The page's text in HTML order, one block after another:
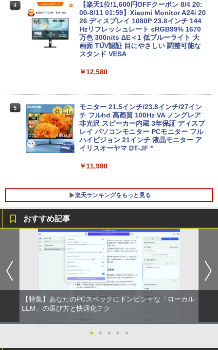
￥2,980
【新品】【楽天1位！】ノートパソコン
新品第13世代CPU搭載ノートPC Office
付きノートパソコン 初心者向け Window
s11 初期設定済 Webカメラ zoom 日本語
キーボード 14.1型 Intel Celeron メモリ
ジネス 大学生 プレゼント 学生向け
【楽天1位常連】【新品】 2026年最新モ
デル ノートパソコン パソコン JIS 日本
語キーボード 第14世代CPU搭載 Windo
ws11 第13世代CPU搭載 14.1/15.6インチ
50 メモリ 8GB 12GB 16GB 32GB SSD
￥33,680
￥28,800
中古美品 フルHD 23.8インチ液晶一体型
Fujitsu ESPRIMO K558/B (FMVK1000
1) / Windows11/ 超高性能 第9世代Core
付き/ Win11【デスクトップ 中古パソコ
￥29,990
4
【楽天1位!1,600円OFFクーポン 8/4 20:
00-8/11 01:59】Xiaomi Monitor A24i 20
26 ディスプレイ 1080P 23.8インチ 144
Hzリフレッシュレート sRGB99% 1670
万色 300nits ΔE＜1 低ブルーライト 大
画面 TÜV認証 目にやさしい 調整可能な
スタンド VESA
￥12,580
5
モニター 21.5インチ/23.8インチ/27イン
チ フルhd 高画質 100Hz VA ノングレア
非光沢 スピーカー内蔵 3年保証 ディスプ
レイ パソコンモニター PCモニター フル
ハイビジョン 21インチ 液晶モニター ア
イリスオーヤマ DT-JF *
￥11,980
楽天ランキングをもっと見る
日本人に適した審美修復治療の理論と実
際 [ 貞光謙一郎 ]
￥17,600
ゆるキャン△ 19 （まんがタイムKRコ
ろ ]
おすすめ記事
【特集】あなたのPCスペックにドンピシャな「ローカル
LLM」の選び方と快適化テク
● ● ● ● ●